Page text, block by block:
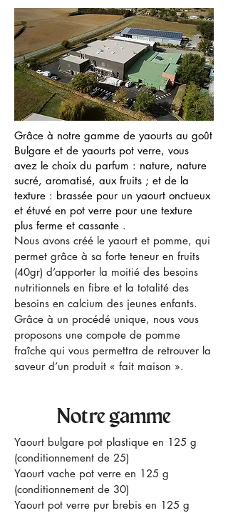
Grâce à notre gamme de yaourts au goût
Bulgare et de yaourts pot verre, vous
avez le choix du parfum : nature, nature
sucré, aromatisé, aux fruits ; et de la
texture : brassée pour un yaourt onctueux
et étuvé en pot verre pour une texture
plus ferme et cassante .
Nous avons créé le yaourt et pomme, qui
permet grâce à sa forte teneur en fruits
(40gr) d’apporter la moitié des besoins
nutritionnels en fibre et la totalité des
besoins en calcium des jeunes enfants.
Grâce à un procédé unique, nous vous
proposons une compote de pomme
fraîche qui vous permettra de retrouver la
saveur d’un produit « fait maison ».
Notre gamme
Yaourt bulgare pot plastique en 125 g
(conditionnement de 25)
Yaourt vache pot verre en 125 g
(conditionnement de 30)
Yaourt pot verre pur brebis en 125 g